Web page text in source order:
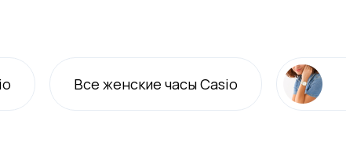
Всеженские часы Casio